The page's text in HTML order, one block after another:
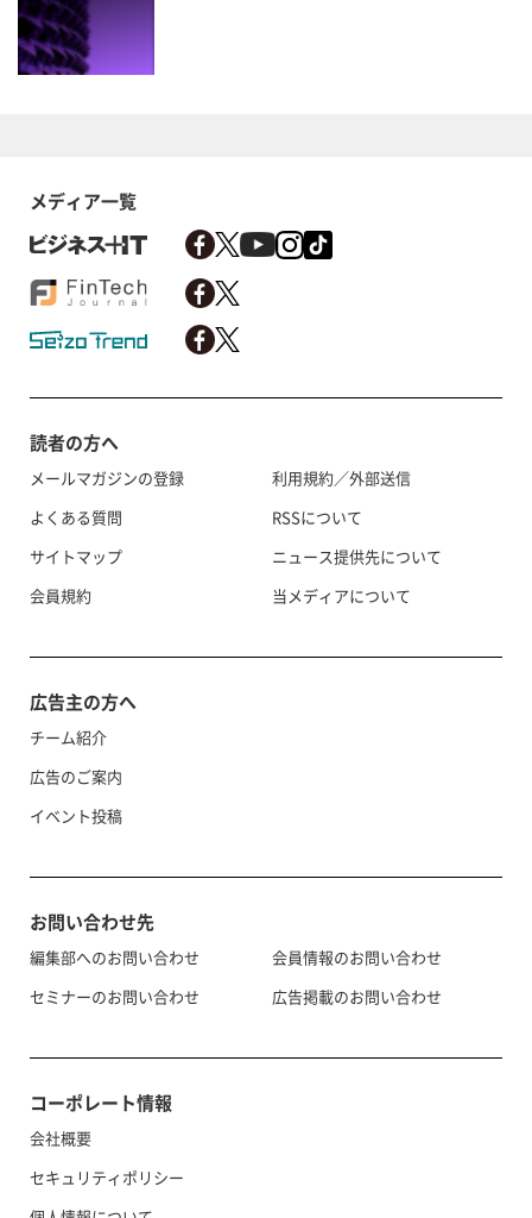
メディア一覧
読者の方へ
メールマガジンの登録
よくある質問
サイトマップ
会員規約
利用規約／外部送信
RSSについて
ニュース提供先について
当メディアについて
広告主の方へ
チーム紹介
広告のご案内
イベント投稿
お問い合わせ先
編集部へのお問い合わせ
セミナーのお問い合わせ
会員情報のお問い合わせ
広告掲載のお問い合わせ
コーポレート情報
会社概要
セキュリティポリシー